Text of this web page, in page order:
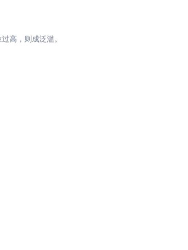
高，则成泛滥。